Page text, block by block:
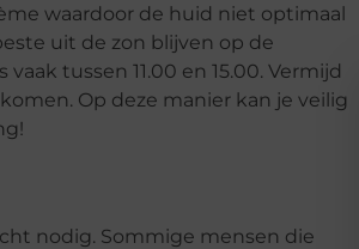
waardoor de huid niet optimaal
uit de zon blijven op de
tussen 11.00 en 15.00. Vermijd
Op deze manier kan je veilig
nodig. Sommige mensen die